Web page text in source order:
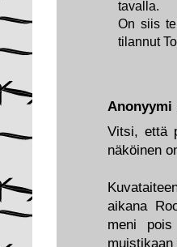
Anonyymi
Vitsi, että
näköinen
aikana
meni
tavalla.
On siis
tilannut